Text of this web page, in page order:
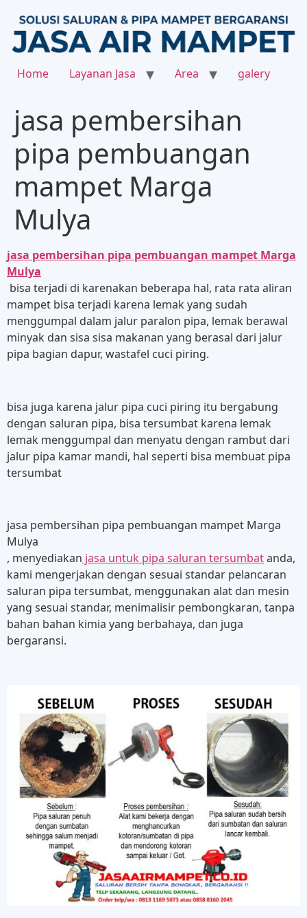
Home Layanan Jasa Area galery
jasa pembersihan
pipa pembuangan
mampet Marga
Mulya
jasa pembersihan pipa pembuangan mampet Marga
Mulya
bisa terjadi di karenakan beberapa hal, rata rata aliran
mampet bisa terjadi karena lemak yang sudah
menggumpal dalam jalur paralon pipa, lemak berawal
minyak dan sisa sisa makanan yang berasal dari jalur
pipa bagian dapur, wastafel cuci piring.
bisa juga karena jalur pipa cuci piring itu bergabung
dengan saluran pipa, bisa tersumbat karena lemak
lemak menggumpal dan menyatu dengan rambut dari
jalur pipa kamar mandi, hal seperti bisa membuat pipa
tersumbat
jasa pembersihan pipa pembuangan mampet Marga
Mulya
, menyediakan jasa untuk pipa saluran tersumbatanda,
kami mengerjakan dengan sesuai standar pelancaran
saluran pipa tersumbat, menggunakan alat dan mesin
yang sesuai standar, menimalisir pembongkaran, tanpa
bahan bahan kimia yang berbahaya, dan juga
bergaransi.